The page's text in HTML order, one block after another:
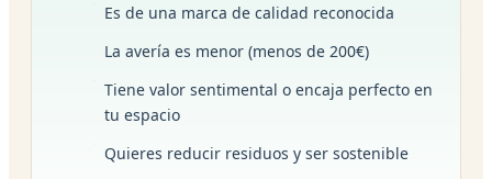
Es de una marca de calidad reconocida
La avería es menor (menos de 200€)
Tiene valor sentimental o encaja perfecto en
tu espacio
Quieres reducir residuos y ser sostenible